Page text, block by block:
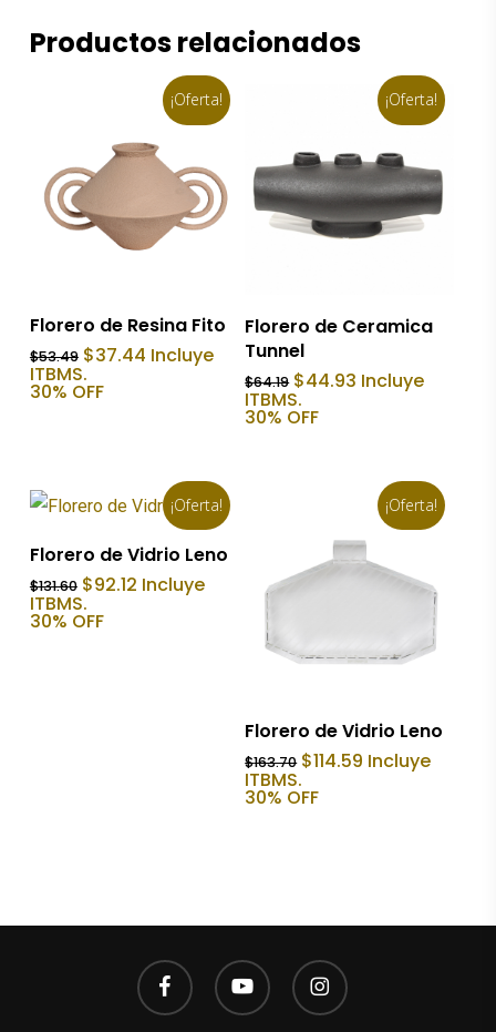
Productos relacionados
¡Oferta!
Añadir Al Carrito
Florero de Resina Fito
$53.49 El
precio
original
$37.44El
precio
Incluye
ITBMS.
30% OFF
¡Oferta!
Añadir Al Carrito
Florero de Ceramica
Tunnel
$64.19 El
precio
original
$44.93 El
precio
Incluye
ITBMS.
30% OFF
¡Oferta!
Añadir Al Carrito
Florero de Vidrio Leno
$131.60 El
precio
original
$92.12El
precio
Incluye
ITBMS.
30% OFF
¡Oferta!
Añadir Al Carrito
Florero de Vidrio Leno
$163.70 El
precio
original
$114.59 El
precio
Incluye
ITBMS.
30% OFF
facebook youtube instagram